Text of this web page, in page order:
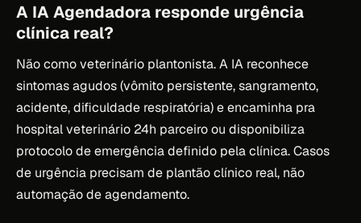
A IA Agendadora responde urgência
clínica real?
Não como veterinário plantonista. A IA reconhece
sintomas agudos (vômito persistente, sangramento,
acidente, dificuldade respiratória) e encaminha pra
hospital veterinário 24h parceiro ou disponibiliza
protocolo de emergência definido pela clínica. Casos
de urgência precisam de plantão clínico real, não
automação de agendamento.